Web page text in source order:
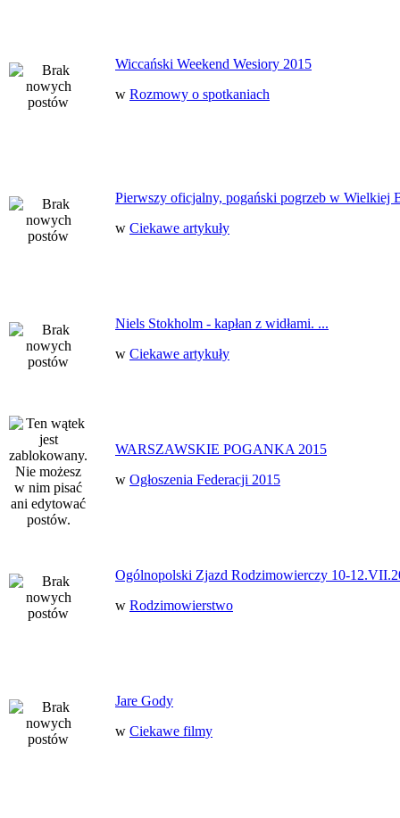
Wiccański Weekend Wesiory 2015
w Rozmowy o spotkaniach
Pierwszy oficjalny, pogański pogrzeb w Wielkiej
w Ciekawe artykuły
Niels Stokholm - kapłan z widłami. ...
w Ciekawe artykuły
WARSZAWSKIE POGANKA 2015
w Ogłoszenia Federacji 2015
Ogólnopolski Zjazd Rodzimowierczy 10-
w Rodzimowierstwo
Jare Gody
w Ciekawe filmy